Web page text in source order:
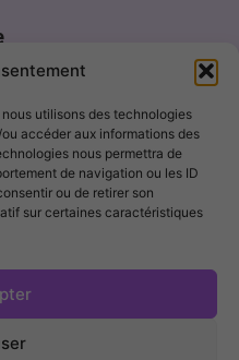
utilisons des technologies
accéder aux informations des
nous permettra de
de navigation ou les ID
ou de retirer son
sur certaines caractéristiques
I can unsubscribe at any
→